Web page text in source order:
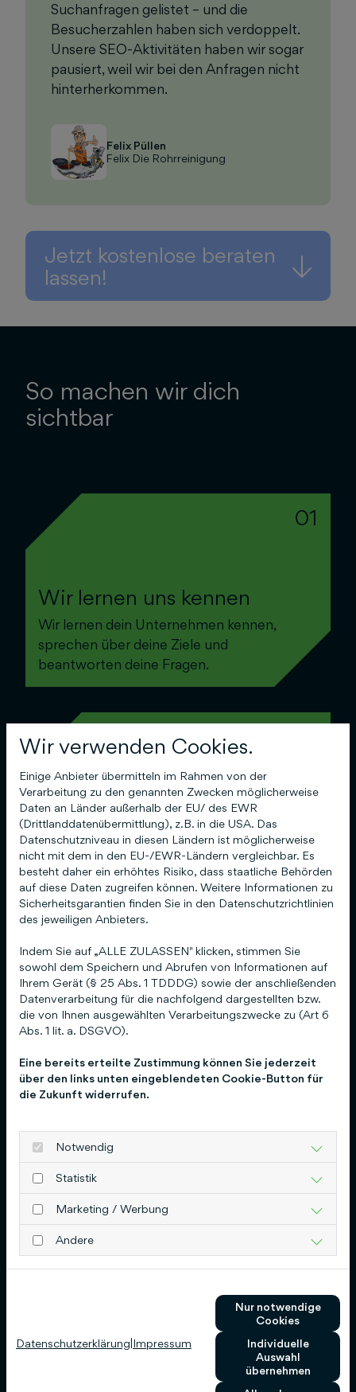
Suchanfragen gelistet – und die
Besucherzahlen haben sich verdoppelt.
Unsere SEO-Aktivitäten haben wir sogar
pausiert, weil wir bei den Anfragen nicht
hinterherkommen.
Felix Püllen
Felix Die Rohrreinigung
Jetzt kostenlose beraten
lassen!
So machen wir dich
sichtbar
01
Wir lernen uns kennen
Wir lernen dein Unternehmen kennen,
sprechen über deine Ziele und
beantworten deine Fragen.
Analyse
Wir analysieren deine bestehende
Platzierungen bei Google, passende
Suchbegriffe und deine Wettbewerber.
So wissen wir genau, wo wir ansetzen
müssen.
03
Umsetzung
Wir optimieren deine Website Schritt für
Suchergebnissen nach vorne kommt.
04
Ergebnisse & Betreuung
Du erhältst Einblicke in die Erfolge – und
wir begleiten dich laufend, damit du
Wir verwenden Cookies.
Einige Anbieter übermitteln im Rahmen von der
Verarbeitung zu den genannten Zwecken möglicherweise
Daten an Länder außerhalb der EU/ des EWR
(Drittlanddatenübermittlung), z.B. in die USA. Das
Datenschutzniveau in diesen Ländern ist möglicherweise
nicht mit dem in den EU-/EWR-Ländern vergleichbar. Es
besteht daher ein erhöhtes Risiko, dass staatliche Behörden
auf diese Daten zugreifen können. Weitere Informationen zu
Sicherheitsgarantien finden Sie in den Datenschutzrichtlinien
des jeweiligen Anbieters.
Indem Sie auf „ALLE ZULASSEN" klicken, stimmen Sie
sowohl dem Speichern und Abrufen von Informationen auf
Ihrem Gerät (§ 25 Abs. 1 TDDDG) sowie der anschließenden
Datenverarbeitung für die nachfolgend dargestellten bzw.
die von Ihnen ausgewählten Verarbeitungszwecke zu (Art 6
Abs. 1 lit. a. DSGVO).
Eine bereits erteilte Zustimmung können Sie jederzeit
über den links unten eingeblendeten Cookie-Button für
die Zukunft widerrufen.
Notwendig
Statistik
Marketing / Werbung
Andere
Datenschutzerklärung Impressum
Nur notwendige
Cookies
Individuelle
Auswahl
übernehmen